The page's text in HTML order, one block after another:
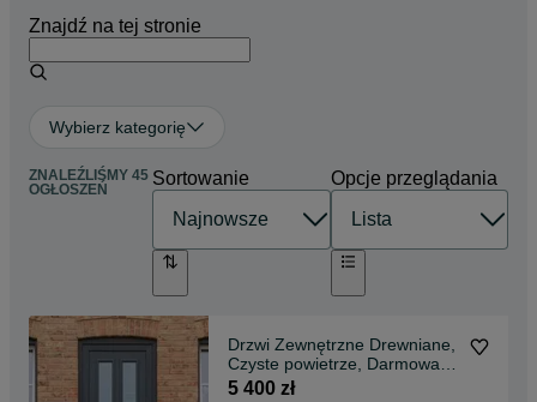
Znajdź na tej stronie
Wybierz kategorię
ZNALEŹLIŚMY 45
OGŁOSZEŃ
Sortowanie Opcje przeglądania
Drzwi Zewnętrzne Drewniane,
Czyste powietrze, Darmowa
dostawa!!!
5 400 zł